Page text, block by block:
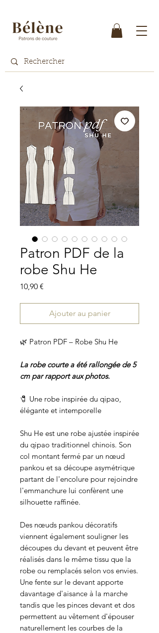
Patron PDF de la
robe Shu He
10,90 €
Ajouter au panier
🌿 Patron PDF – Robe Shu He
La robe courte a été rallongée de 5
cm par rapport aux photos.
🧷 Une robe inspirée du qipao,
élégante et intemporelle
Shu He est une robe ajustée inspirée
du qipao traditionnel chinois. Son
col montant fermé par un nœud
pankou et sa découpe asymétrique
partant de l'encolure pour rejoindre
l'emmanchure lui confèrent une
silhouette raffinée.
Des nœuds pankou décoratifs
viennent également souligner les
découpes du devant et peuvent être
réalisés dans le même tissu que la
robe ou remplacés selon vos envies.
Une fente sur le devant apporte
davantage d'aisance à la marche
tandis que les pinces devant et dos
permettent au vêtement d'épouser
naturellement les courbes de la